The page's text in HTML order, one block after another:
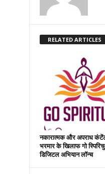
RELATED ARTICLES
नकारात्मक और अपराध
भरमार के खिलाफ गो
डिजिटल अभियान लॉन्च